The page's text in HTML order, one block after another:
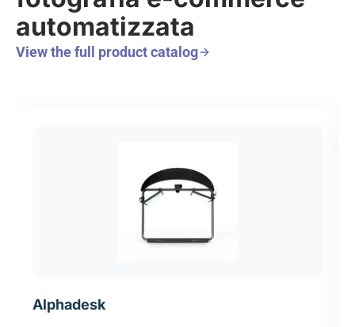
automatizzata
View the full product catalog
Alphadesk